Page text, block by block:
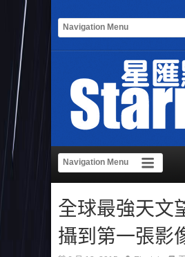
全球最強天文
攝到第一張影